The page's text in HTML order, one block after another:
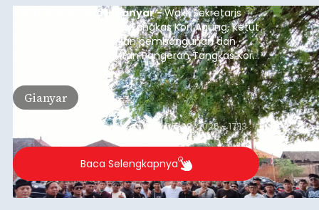
balitribune.co.id I Gianyar -Wakil Sekretaris
Pratisentana Pangeran Tangkas Kori Agung, Ketut
Sudarsana, menegaskan pembangunan dan
pemugaran Pura Kawitan Pangeran Tangkas Kori
Agung tetap dilanjutkan.
Gianyar
contributoronSun, 08/09/2026 - 17:13
Baca Selengkapnya